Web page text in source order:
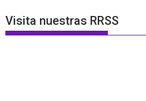
Visita nuestras RRSS